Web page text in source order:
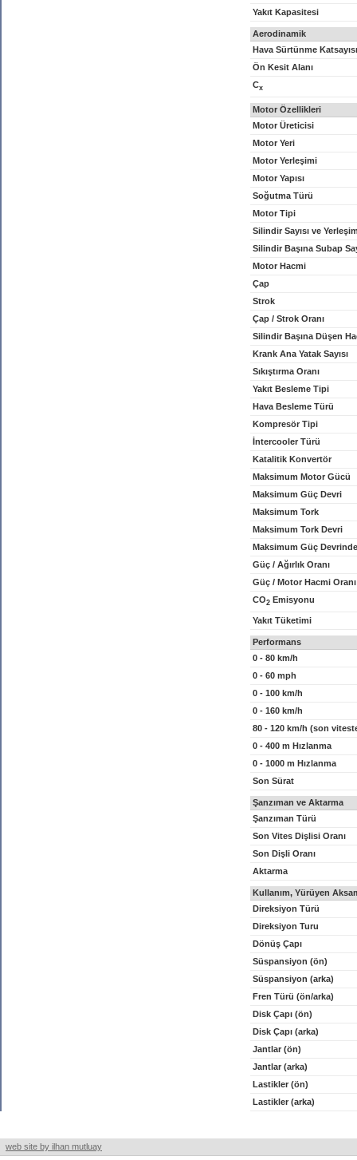
Yakıt Kapasitesi
Aerodinamik
Hava Sürtünme Katsayısı
Ön Kesit Alanı
Cx
Motor Özellikleri
Motor Üreticisi
Motor Yeri
Motor Yerleşimi
Motor Yapısı
Soğutma Türü
Motor Tipi
Silindir Sayısı ve
Silindir Başına Subap
Motor Hacmi
Çap
Strok
Çap / Strok Oranı
Silindir Başına Düşen
Krank Ana Yatak Sayısı
Sıkıştırma Oranı
Yakıt Besleme Tipi
Hava Besleme Türü
Kompresör Tipi
İntercooler Türü
Katalitik Konvertör
Maksimum Motor Gücü
Maksimum Güç Devri
Maksimum Tork
Maksimum Tork Devri
Maksimum Güç
Güç / Ağırlık Oranı
Güç / Motor Hacmi Oranı
CO2 Emisyonu
Yakıt Tüketimi
Performans
0 - 80 km/h
0 - 60 mph
0 - 100 km/h
0 - 160 km/h
80 - 120 km/h (son
0 - 400 m Hızlanma
0 - 1000 m Hızlanma
Son Sürat
Şanzıman ve Aktarma
Şanzıman Türü
Son Vites Dişlisi Oranı
Son Dişli Oranı
Aktarma
Kullanım, Yürüyen
Direksiyon Türü
Direksiyon Turu
Dönüş Çapı
Süspansiyon (ön)
Süspansiyon (arka)
Fren Türü (ön/arka)
Disk Çapı (ön)
Disk Çapı (arka)
Jantlar (ön)
Jantlar (arka)
Lastikler (ön)
Lastikler (arka)
web site by ilhan mutluay